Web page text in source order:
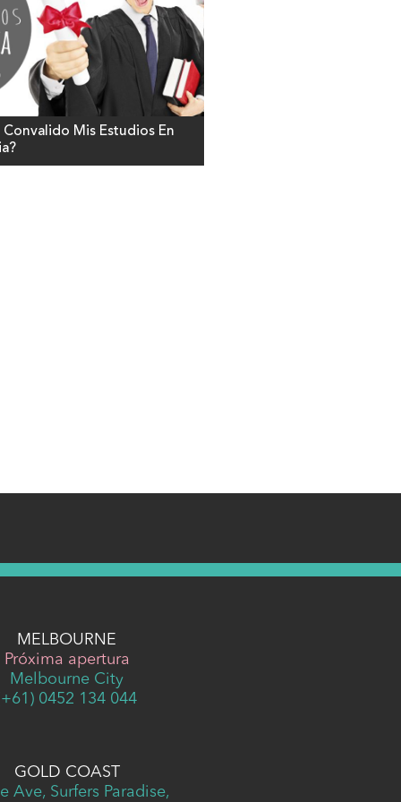
Mis Estudios En
MELBOURNE
Próxima apertura
Melbourne City
0452 134 044
GOLD COAST
Ave, Surfers Paradise,